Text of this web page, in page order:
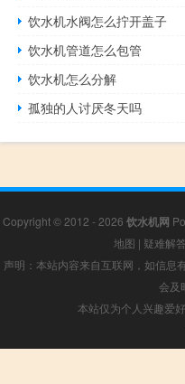
饮水机水阀怎么拧开盖子
饮水机管道怎么包管
饮水机怎么分解
孤独的人讨厌冬天吗
Copyright © 2012 - 2026 饮水机网
地图 | 疑难解答
声明：本站内容来自互联网，如信息
会及
本站仅为个人兴趣爱